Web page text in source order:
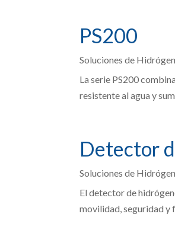
PS200
Soluciones de
La serie PS200
resistente al agua y
Detector
Soluciones de
El detector de
movilidad, seguridad y